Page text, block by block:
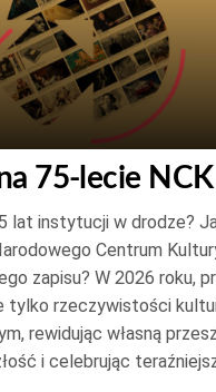
75-lecie NCK
lat instytucji w drodze?
Centrum
zapisu? W 2026 roku,
tylko rzeczywistości
rewidując własną
i celebrując